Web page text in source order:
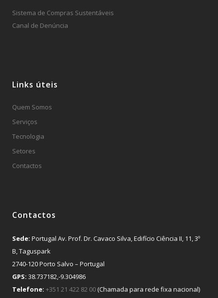
Sistema de Compras Sustentáveis
Canal de Denúncia
Links úteis
Quem Somos
Serviços
Tecnologia
Setores
Contactos
Contactos
Sede: Portugal Av. Prof. Dr. Cavaco Silva, Edifício Ciência II, 11, 3º
B, Taguspark
2740-120 Porto Salvo – Portugal
GPS: 38.737182,-9.304986
Telefone: +351 21 422 82 00(Chamada para rede fixa nacional)